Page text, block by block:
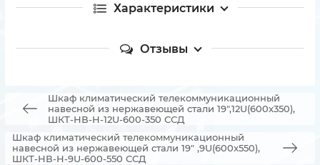
Характеристики
Отзывы
Шкаф климатический телекоммуникационный
навесной из нержавеющей стали 19",12U(600x350),
ШКТ-НВ-Н-12U-600-350 ССД
Шкаф климатический телекоммуникационный
навесной из нержавеющей стали 19" ,9U(600x550),
ШКТ-НВ-Н-9U-600-550 ССД